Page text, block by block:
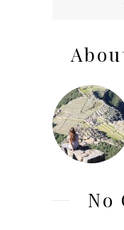
No